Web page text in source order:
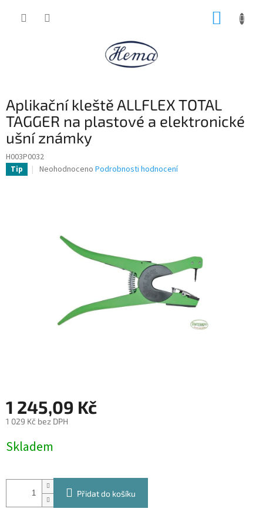
Aplikační kleště ALLFLEX TOTAL
TAGGER na plastové a elektronické
ušní známky
H003P0032
Tip
Průměrné
hvězdiček.
Neohodnoceno Podrobnosti hodnocení
1 245,09 Kč
1 029 Kč bez DPH
cena:
Skladem
Přidat do košíku